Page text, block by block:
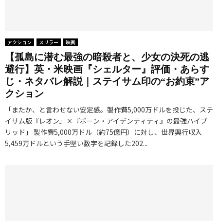
アクション スリラー 映画
【孤島に潜む最強の暗殺者と、少女の決死の逃
避行】英・米映画『シェルター』評価・あらす
じ・ネタバレ解説｜ステイサム印の“お約束”ア
クション
「またか、と言わせない安定感。製作費5,000万ドルを投じた、ステ
イサム版『レオン』×『ボーン・アイデンティティ』の最強ハイブ
リッド」 製作費5,000万ドル（約75億円）に対し、世界興行収入
5,459万ドルという手堅い数字を記録した202...